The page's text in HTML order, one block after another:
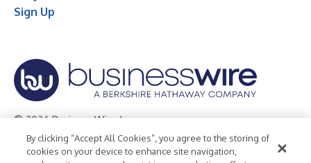
Sign Up
© 2026 Business Wire, Inc.
Privacy Policy Cookie Policy
Accessibility Statement
By clicking “Accept All Cookies”, you agree to the storing of
cookies on your device to enhance site navigation,